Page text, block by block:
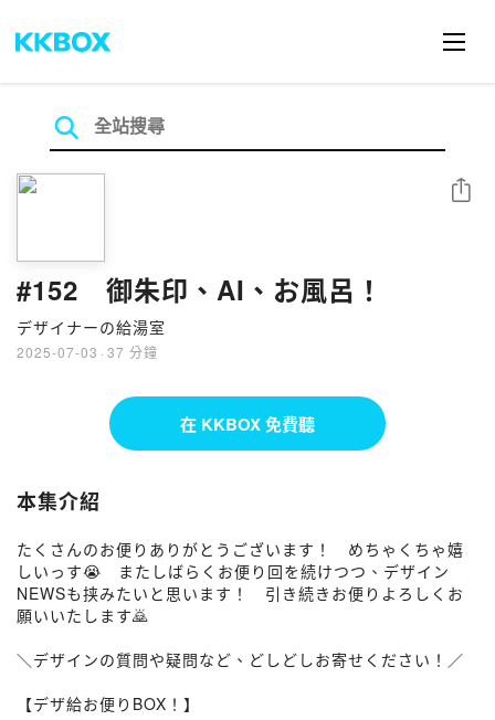
#152 御朱印、AI、お風呂！
デザイナーの給湯室
2025-07-03 · 37 分鐘
分享
在 KKBOX 免費聽
本集介紹
たくさんのお便りありがとうございます！ めちゃくちゃ嬉
しいっす😭 またしばらくお便り回を続けつつ、デザイン
NEWSも挟みたいと思います！ 引き続きお便りよろしくお
願いいたします🙇
＼デザインの質問や疑問など、どしどしお寄せください！／
【デザ給お便りBOX！】